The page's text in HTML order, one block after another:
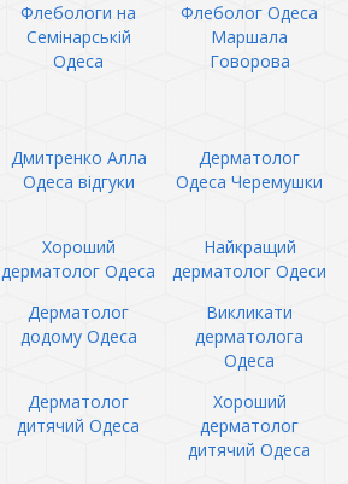
Флебологи на
Семінарській
Одеса
Флеболог Одеса
Маршала
Говорова
Дмитренко Алла
Одеса відгуки
Дерматолог
Одеса Черемушки
Хороший
дерматолог Одеса
Найкращий
дерматолог Одеси
Дерматолог
додому Одеса
Викликати
дерматолога
Одеса
Дерматолог
дитячий Одеса
Хороший
дерматолог
дитячий Одеса